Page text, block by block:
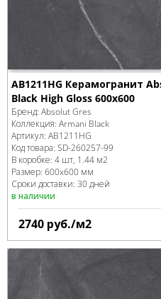
AB1211HG Керамогранит
Black High Gloss 600x600
Бренд: Absolut Gres
Коллекция: Armani Black
Артикул: AB1211HG
Код товара: SD-260257-99
В коробке: 4 шт, 1.44 м2
Размер: 600x600 мм
Сроки доставки: 30 дней
в наличии
2740 руб./м2